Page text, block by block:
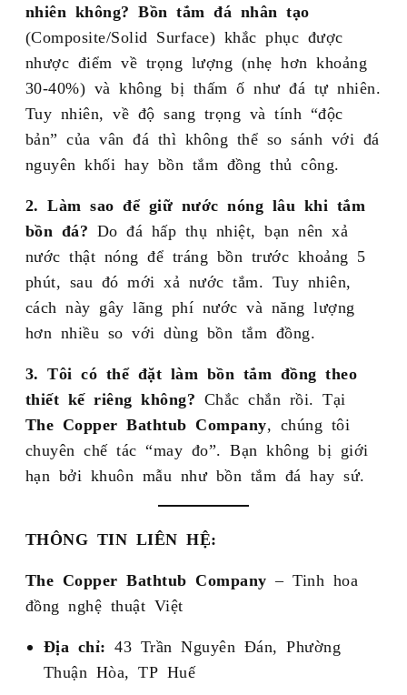
nhiên không?
Bồn tắm đá nhân tạo
(Composite/Solid Surface) khắc phục được
nhược điểm về trọng lượng (nhẹ hơn khoảng
30-40%) và không bị thấm ố như đá tự nhiên.
Tuy nhiên, về độ sang trọng và tính “độc
bản” của vân đá thì không thể so sánh với đá
nguyên khối hay bồn tắm đồng thủ công.
2. Làm sao để giữ nước nóng lâu khi tắm
bồn đá? Do đá hấp thụ nhiệt, bạn nên xả
nước thật nóng để tráng bồn trước khoảng 5
phút, sau đó mới xả nước tắm. Tuy nhiên,
cách này gây lãng phí nước và năng lượng
hơn nhiều so với dùng bồn tắm đồng.
3. Tôi có thể đặt làm bồn tắm đồng theo
thiết kế riêng không? Chắc chắn rồi. Tại
The Copper Bathtub Company , chúng tôi
chuyên chế tác “may đo”. Bạn không bị giới
hạn bởi khuôn mẫu như bồn tắm đá hay sứ.
THÔNG TIN LIÊN HỆ:
The Copper Bathtub Company – Tinh hoa
đồng nghệ thuật Việt
Địa chỉ: 43 Trần Nguyên Đán, Phường
Thuận Hòa, TP Huế